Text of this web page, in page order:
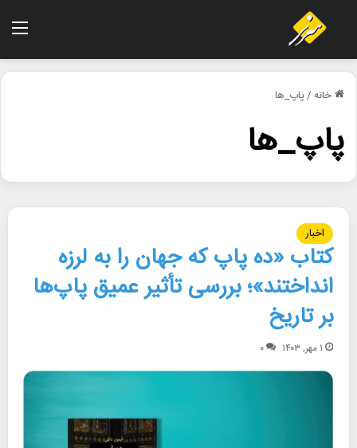
خانه/پاپ_ها
پاپ_ها
اخبار
کتاب «ده پاپ که جهان را به لرزه
انداختند»؛ بررسی تأثیر عمیق پاپ‌ها
بر تاریخ
۱ مهر, ۱۴۰۳ ۰